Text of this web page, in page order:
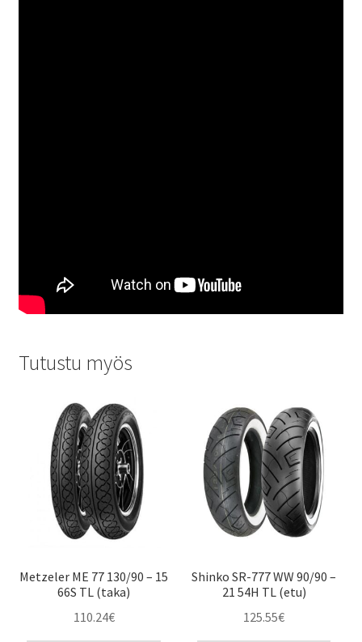
Tutustu myös
Metzeler ME 77 130/90 – 15
66S TL (taka)
110.24€
Shinko SR-777 WW 90/90 –
21 54H TL (etu)
125.55€